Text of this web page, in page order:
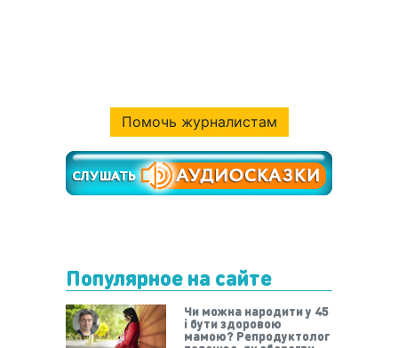
Помочь журналистам
Популярное на сайте
Чи можна народити у 45
і бути здоровою
мамою? Репродуктолог